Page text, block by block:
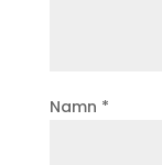
Namn *